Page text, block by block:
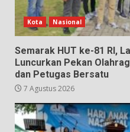
Kota Nasional
Semarak HUT ke-81 RI,
Luncurkan Pekan
dan Petugas Bersatu
7 Agustus 2026